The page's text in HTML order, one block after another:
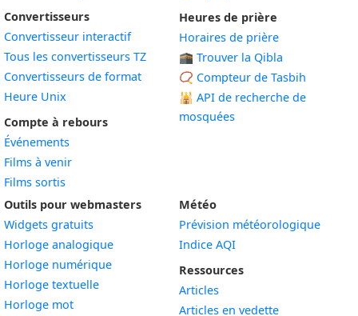
Convertisseurs
Convertisseur interactif
Tous les convertisseurs TZ
Convertisseurs de format
Heure Unix
Compte à rebours
Événements
Films à venir
Films sortis
Heures de prière
Horaires de prière
🕋 Trouver la Qibla
📿 Compteur de Tasbih
🕌 API de recherche de
mosquées
Outils pour webmasters
Widgets gratuits
Horloge analogiqueWidget
Horloge numériqueWidget
Horloge textuelleWidget
Horloge motWidget
Météo
Prévision météorologique
Indice AQI
Ressources
Articles
Articles en vedette